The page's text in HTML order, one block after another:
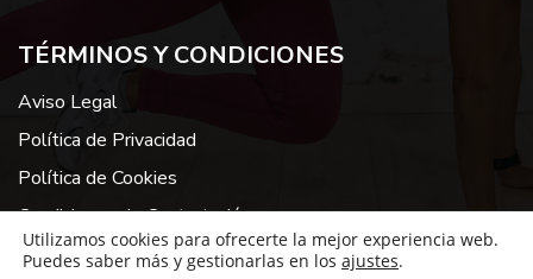
TÉRMINOS Y CONDICIONES
Aviso Legal
Política de Privacidad
Política de Cookies
Condiciones de Contratación
Utilizamos cookies para ofrecerte la mejor experiencia web.
Puedes saber más y gestionarlas en los ajustes.